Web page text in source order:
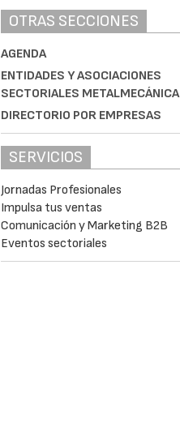
OTRAS SECCIONES
AGENDA
ENTIDADES Y ASOCIACIONES
SECTORIALES METALMECÁNICA
DIRECTORIO POR EMPRESAS
SERVICIOS
Jornadas Profesionales
Impulsa tus ventas
Comunicación y Marketing B2B
Eventos sectoriales